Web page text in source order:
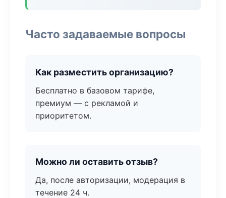
Часто задаваемые вопросы
Как разместить организацию?
Бесплатно в базовом тарифе,
премиум — с рекламой и
приоритетом.
Можно ли оставить отзыв?
Да, после авторизации, модерация в
течение 24 ч.